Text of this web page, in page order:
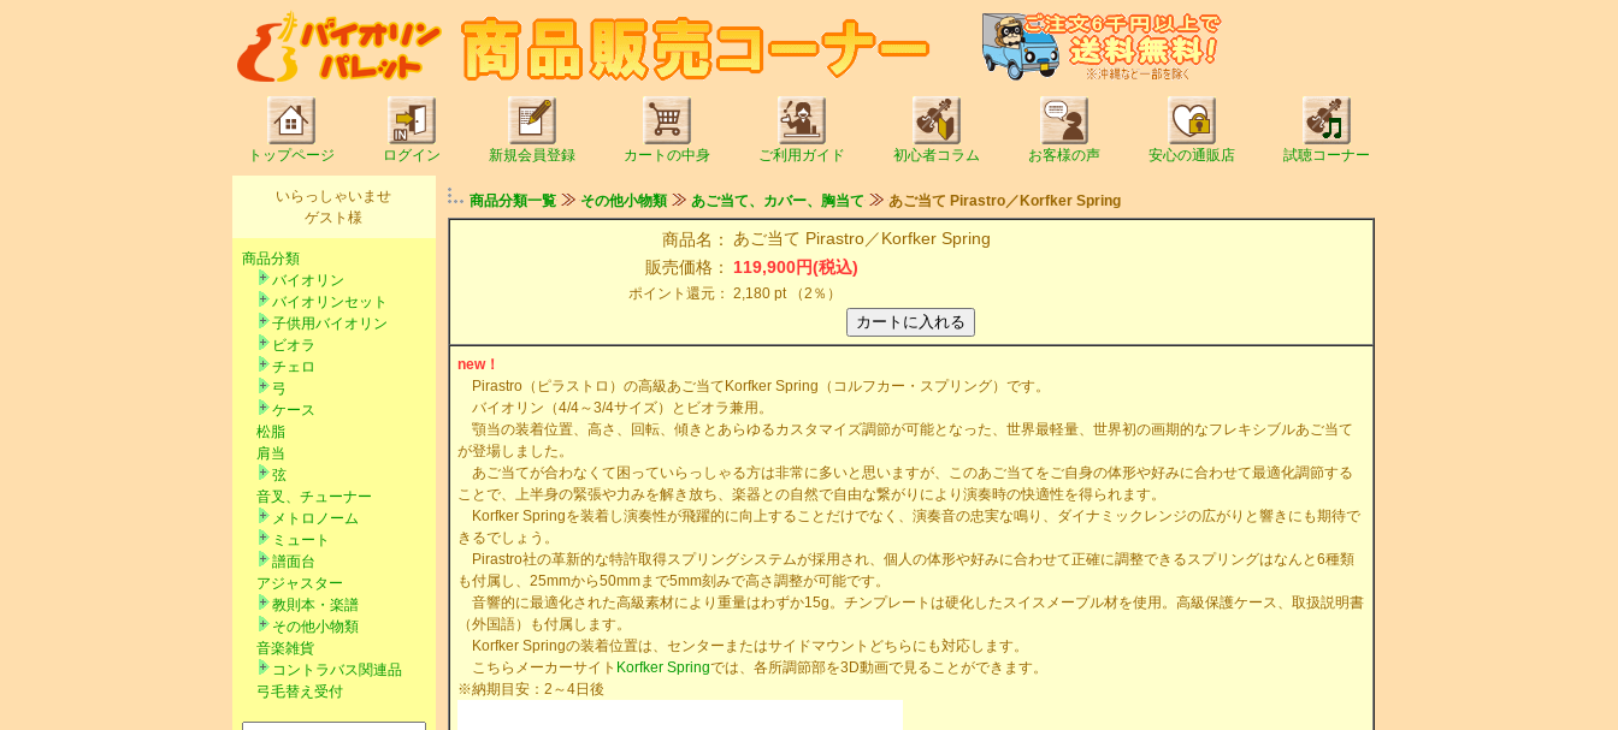
トップページ ログイン 新規会員登録 カートの中身 ご利用ガイド 初心者コラム お客様の声 安心の通販店 試聴コーナー
いらっしゃいませ
ゲスト様
商品分類
バイオリン
バイオリンセット
子供用バイオリン
ビオラ
チェロ
弓
ケース
松脂
肩当
弦
音叉、チューナー
メトロノーム
ミュート
譜面台
アジャスター
教則本・楽譜
その他小物類
音楽雑貨
コントラバス関連品
弓毛替え受付
商品分類一覧 その他小物類 あご当て、カバー、胸当て あご当て Pirastro／Korfker Spring
商品名：
あご当て Pirastro／Korfker Spring
販売価格：
119,900円(税込)
ポイント還元： 2,180 pt （2％）
new！
Pirastro（ピラストロ）の高級あご当てKorfker Spring（コルフカー・スプリング）です。
バイオリン（4/4～3/4サイズ）とビオラ兼用。
顎当の装着位置、高さ、回転、傾きとあらゆるカスタマイズ調節が可能となった、世界最軽量、世界初の画期的なフレキシブルあご当て
が登場しました。
あご当てが合わなくて困っていらっしゃる方は非常に多いと思いますが、このあご当てをご自身の体形や好みに合わせて最適化調節する
ことで、上半身の緊張や力みを解き放ち、楽器との自然で自由な繋がりにより演奏時の快適性を得られます。
Korfker Springを装着し演奏性が飛躍的に向上することだけでなく、演奏音の忠実な鳴り、ダイナミックレンジの広がりと響きにも期待で
きるでしょう。
Pirastro社の革新的な特許取得スプリングシステムが採用され、個人の体形や好みに合わせて正確に調整できるスプリングはなんと6種類
も付属し、25mmから50mmまで5mm刻みで高さ調整が可能です。
音響的に最適化された高級素材により重量はわずか15g。チンプレートは硬化したスイスメープル材を使用。高級保護ケース、取扱説明書
（外国語）も付属します。
Korfker Springの装着位置は、センターまたはサイドマウントどちらにも対応します。
こちらメーカーサイト Korfker Springでは、各所調節部を3D動画で見ることができます。
※納期目安：2～4日後